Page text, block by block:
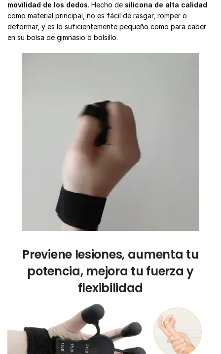
movilidad de los dedos. Hecho de silicona de alta calidad
como material principal, no es fácil de rasgar, romper o
deformar, y es lo suficientemente pequeño como para caber
en su bolsa de gimnasio o bolsillo.
Previene lesiones, aumenta tu
potencia, mejora tu fuerza y
flexibilidad